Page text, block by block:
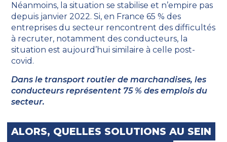
Néanmoins, la situation se stabilise et n’empire pas
depuis janvier 2022. Si, en France 65 % des
entreprises du secteur rencontrent des difficultés
à recruter, notamment des conducteurs, la
situation est aujourd’hui similaire à celle post-
covid.
Dans le transport routier de marchandises, les
conducteurs représentent 75 % des emplois du
secteur.
ALORS, QUELLES SOLUTIONS AU SEIN